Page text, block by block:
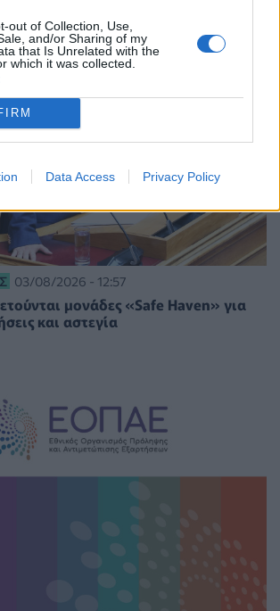
out of Collection, Use,
and/or Sharing of my
that Is Unrelated with the
which it was collected.
Data Access Privacy Policy
03/08/2026 - 12:57
μονάδες «Safe Haven» για
και αστεγία